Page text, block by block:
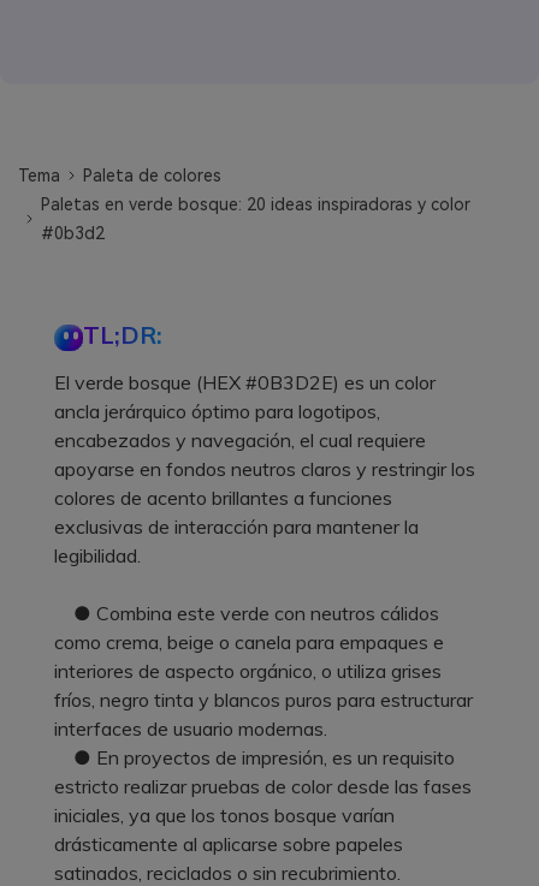
Tema
Paleta de colores
Paletas en verde bosque: 20 ideas inspiradoras y color
#0b3d2
TL;DR:
El verde bosque (HEX #0B3D2E) es un color
ancla jerárquico óptimo para logotipos,
encabezados y navegación, el cual requiere
apoyarse en fondos neutros claros y restringir los
colores de acento brillantes a funciones
exclusivas de interacción para mantener la
legibilidad.
● Combina este verde con neutros cálidos
como crema, beige o canela para empaques e
interiores de aspecto orgánico, o utiliza grises
fríos, negro tinta y blancos puros para estructurar
interfaces de usuario modernas.
● En proyectos de impresión, es un requisito
estricto realizar pruebas de color desde las fases
iniciales, ya que los tonos bosque varían
drásticamente al aplicarse sobre papeles
satinados, reciclados o sin recubrimiento.